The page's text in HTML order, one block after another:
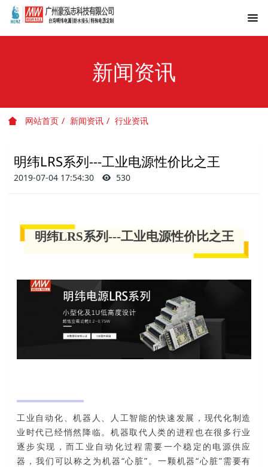
新闻资讯
网站首页 新闻资讯 行业资讯
明纬LRS系列---工业电源性价比之王
2019-07-04 17:54:30 530
明纬LRS系列---工业电源性价比之王
工业自动化、机器人、人工智能的快速发展，现代化制造
业时代已经悄然降临。机器取代人类的进程也在很多行业
逐步实现，而工业自动化过程需要一个稳定的电源供应
器，我们可以称之为机器“心脏”。一颗机器“心脏”需要有